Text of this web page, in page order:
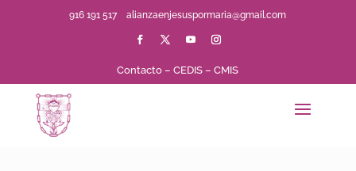
916 191 517alianzaenjesuspormaria@gmail.com
Contacto –CEDIS –CMIS